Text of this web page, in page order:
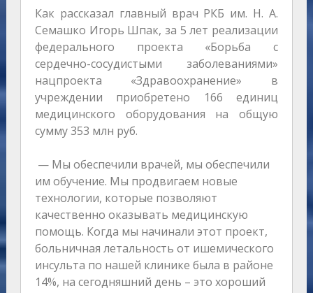
Как рассказал главный врач РКБ им. Н. А.
Семашко Игорь Шпак, за 5 лет реализации
федерального проекта «Борьба с
сердечно-сосудистыми заболеваниями»
нацпроекта «Здравоохранение» в
учреждении приобретено 166 единиц
медицинского оборудования на общую
сумму 353 млн руб.
— Мы обеспечили врачей, мы обеспечили
им обучение. Мы продвигаем новые
технологии, которые позволяют
качественно оказывать медицинскую
помощь. Когда мы начинали этот проект,
больничная летальность от ишемического
инсульта по нашей клинике была в районе
14%, на сегодняшний день – это хороший